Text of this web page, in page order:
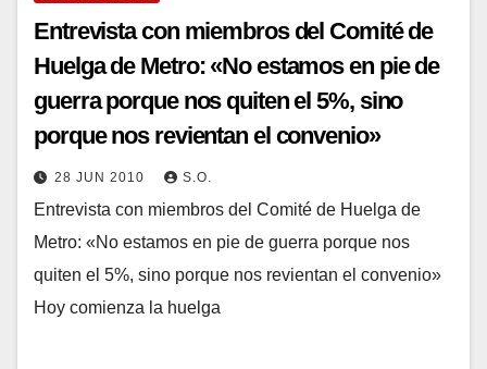
Entrevista con miembros del Comité de
Huelga de Metro: «No estamos en pie de
guerra porque nos quiten el 5%, sino
porque nos revientan el convenio»
28 JUN 2010 S.O.
Entrevista con miembros del Comité de Huelga de
Metro: «No estamos en pie de guerra porque nos
quiten el 5%, sino porque nos revientan el convenio»
Hoy comienza la huelga